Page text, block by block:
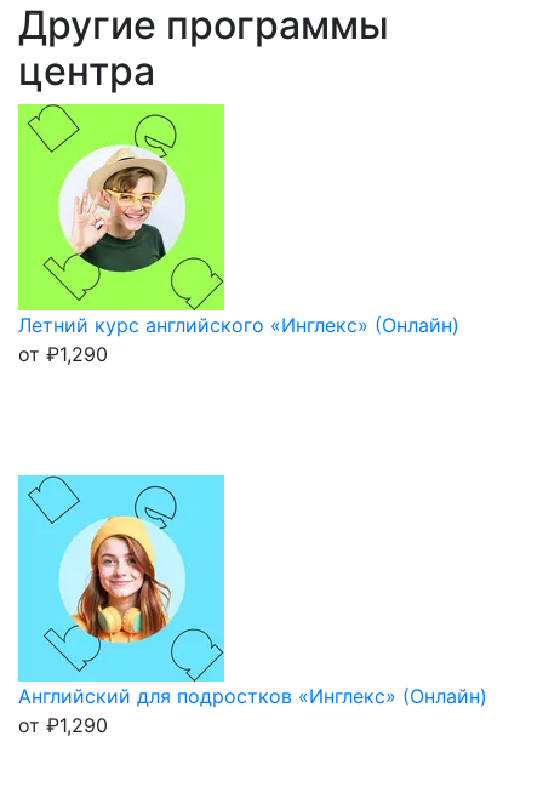
Другие программы
центра
Летний курс английского «Инглекс» (Онлайн)
от ₽1,290
Английский для подростков «Инглекс» (Онлайн)
от ₽1,290